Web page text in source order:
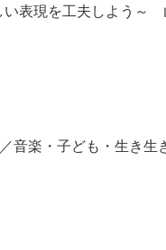
い表現を工夫しよう～
楽・子ども・生き生